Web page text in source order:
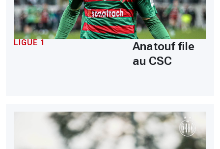
LIGUE 1
Anatouf file
au CSC